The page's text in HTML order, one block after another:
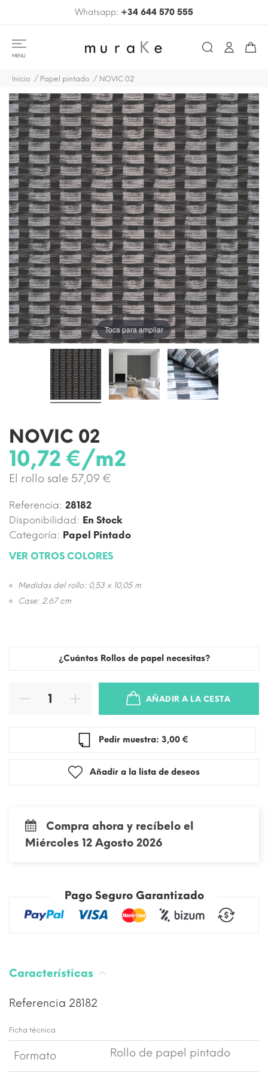
Whatsapp: +34 644 570 555
MENU
Inicio Papel pintado NOVIC 02
Toca para ampliar
NOVIC 02
10,72 €/m2
El rollo sale 57,09 €
Referencia: 28182
Disponibilidad: En Stock
Categoría: Papel Pintado
VER OTROS COLORES
Medidas del rollo: 0,53 x 10,05 m
Case: 2.67 cm
¿Cuántos Rollos de papel necesitas?
AÑADIR A LA CESTA
Pedir muestra: 3,00 €
Añadir a la lista de deseos
Compra ahora y recíbelo el
Miércoles 12 Agosto 2026
Pago Seguro Garantizado
Características
Referencia 28182
Ficha técnica
Formato Rollo de papel pintado